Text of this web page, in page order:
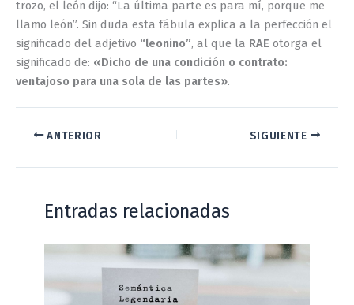
trozo, el león dijo: “La última parte es para mí, porque me
llamo león”. Sin duda esta fábula explica a la perfección el
significado del adjetivo “leonino”, al que la RAE otorga el
significado de: «Dicho de una condición o contrato:
ventajoso para una sola de las partes».
ANTERIOR SIGUIENTE
Entradas relacionadas